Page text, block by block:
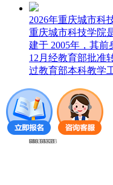
589.95KB
3355.32KB
769.93KB
658.54KB
686.65KB
816.61KB
2026年重庆城市科
重庆城市科技学院
建于 2005年，其
12月经教育部批准
过教育部本科教学